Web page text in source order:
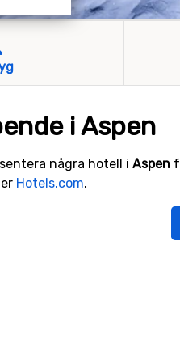
i Aspen
några hotell i Aspen
Hotels.com.